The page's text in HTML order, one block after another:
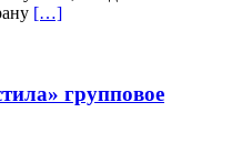
[…]
групповое